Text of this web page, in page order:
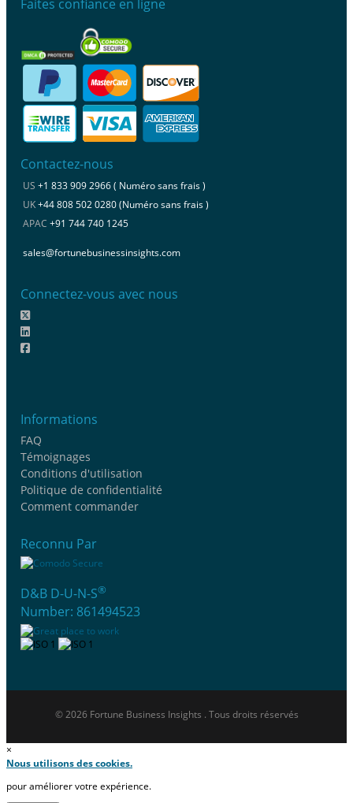
Faites confiance en ligne
Contactez-nous
US +1 833 909 2966 ( Numéro sans frais )
UK+44 808 502 0280 (Numéro sans frais )
APAC +91 744 740 1245
sales@fortunebusinessinsights.com
Connectez-vous avec nous
Informations
FAQ
Témoignages
Conditions d'utilisation
Politique de confidentialité
Comment commander
Reconnu Par
D&B D-U-N-S®
Number: 861494523
© 2026 Fortune Business Insights . Tous droits réservés
×
Nous utilisons des cookies.
pour améliorer votre expérience.